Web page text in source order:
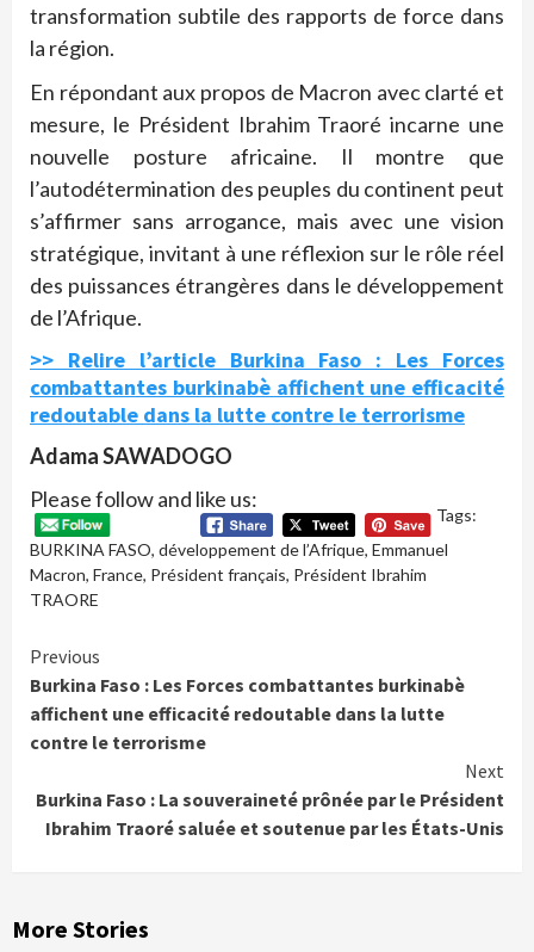
transformation subtile des rapports de force dans
la région.
En répondant aux propos de Macron avec clarté et
mesure, le Président Ibrahim Traoré incarne une
nouvelle posture africaine. Il montre que
l’autodétermination des peuples du continent peut
s’affirmer sans arrogance, mais avec une vision
stratégique, invitant à une réflexion sur le rôle réel
des puissances étrangères dans le développement
de l’Afrique.
>> Relire l’article Burkina Faso : Les Forces
combattantes burkinabè affichent une efficacité
redoutable dans la lutte contre le terrorisme
Adama SAWADOGO
Please follow and like us:
Tags:
BURKINA FASO, développement de l’Afrique, Emmanuel
Macron, France, Président français, Président Ibrahim
TRAORE
Continue
Reading
Previous
Burkina Faso : Les Forces combattantes burkinabè
affichent une efficacité redoutable dans la lutte
contre le terrorisme
Next
Burkina Faso : La souveraineté prônée par le Président
Ibrahim Traoré saluée et soutenue par les États-Unis
More Stories